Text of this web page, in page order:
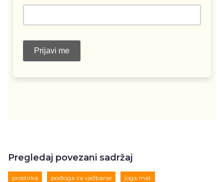
Pregledaj povezani sadržaj
prostirka podloga za vježbanje joga mat